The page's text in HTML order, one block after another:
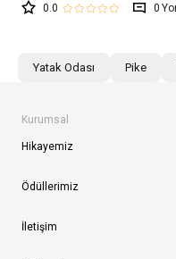
0.0 0
Yatak Odası Pike
Kurumsal
Hikayemiz
Ödüllerimiz
İletişim